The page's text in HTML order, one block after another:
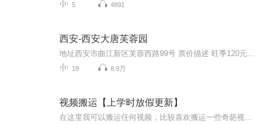
5 4891
西安-西安大唐芙蓉园
18 8.9万
视频搬运【上学时放假更新】